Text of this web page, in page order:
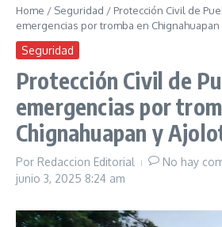
Home / Seguridad / Protección Civil de
emergencias por tromba en Chignahuapan
Seguridad
Protección Civil de
emergencias por
Chignahuapan y
Por Redaccion Editorial
No hay
junio 3, 2025 8:24 am